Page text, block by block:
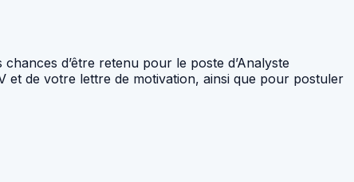
d’être retenu pour le poste d’Analyste
et de votre lettre de motivation, ainsi que pour postuler